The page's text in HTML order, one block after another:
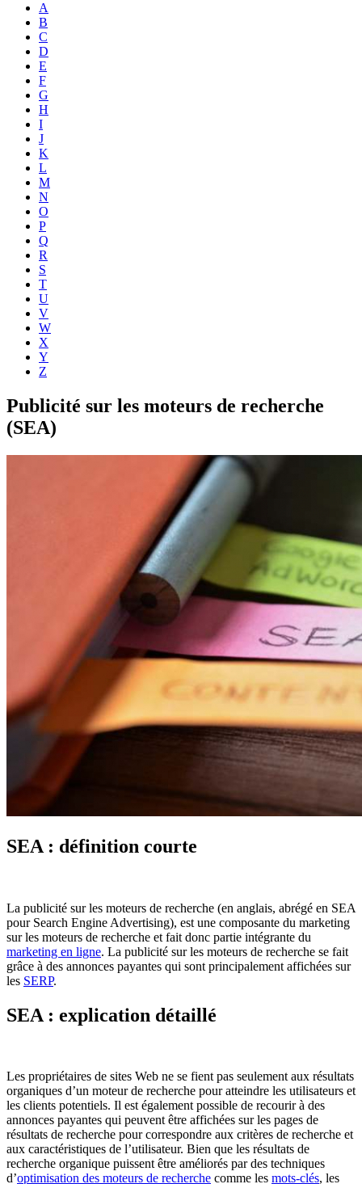
A
B
C
D
E
F
G
H
I
J
K
L
M
N
O
P
Q
R
S
T
U
V
W
X
Y
Z
Publicité sur les moteurs de recherche
(SEA)
SEA : définition courte
La publicité sur les moteurs de recherche (en anglais, abrégé en SEA
pour Search Engine Advertising), est une composante du marketing
sur les moteurs de recherche et fait donc partie intégrante du
marketing en ligne. La publicité sur les moteurs de recherche se fait
grâce à des annonces payantes qui sont principalement affichées sur
les SERP.
SEA : explication détaillé
Les propriétaires de sites Web ne se fient pas seulement aux résultats
organiques d’un moteur de recherche pour atteindre les utilisateurs et
les clients potentiels. Il est également possible de recourir à des
annonces payantes qui peuvent être affichées sur les pages de
résultats de recherche pour correspondre aux critères de recherche et
aux caractéristiques de l’utilisateur. Bien que les résultats de
recherche organique puissent être améliorés par des techniques
d’optimisation des moteurs de recherche comme les mots-clés, les